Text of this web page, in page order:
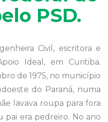
PSD.
Civil, escritora e
Ideal, em Curitiba.
de 1975, no município
do Paraná, numa
lavava roupa para fora
pai era pedreiro. No ano